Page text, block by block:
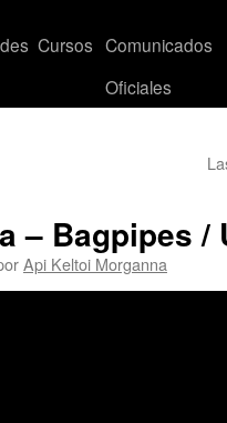
Cursos Comunicados
Oficiales
– Bagpipes /
Api Keltoi Morganna